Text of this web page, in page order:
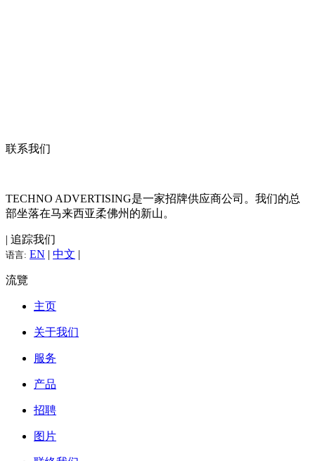
联系我们
TECHNO ADVERTISING是一家招牌供应商公司。我们的总
部坐落在马来西亚柔佛州的新山。
| 追踪我们
语言: EN | 中文 |
流覽
主页
关于我们
服务
产品
招聘
图片